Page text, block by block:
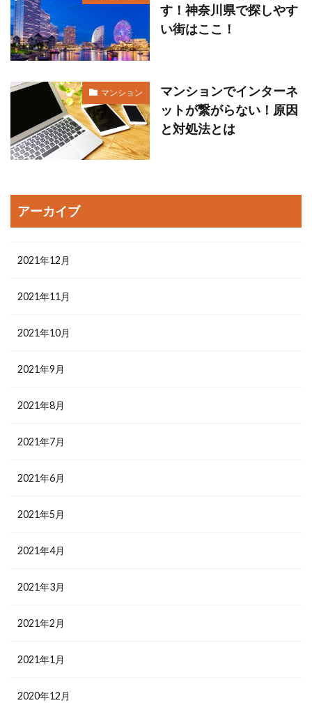
す！神奈川県で探しやす
い街はここ！
マンション
マンションでインターネ
ットが繋がらない！原因
と対処法とは
アーカイブ
2021年12月
2021年11月
2021年10月
2021年9月
2021年8月
2021年7月
2021年6月
2021年5月
2021年4月
2021年3月
2021年2月
2021年1月
2020年12月